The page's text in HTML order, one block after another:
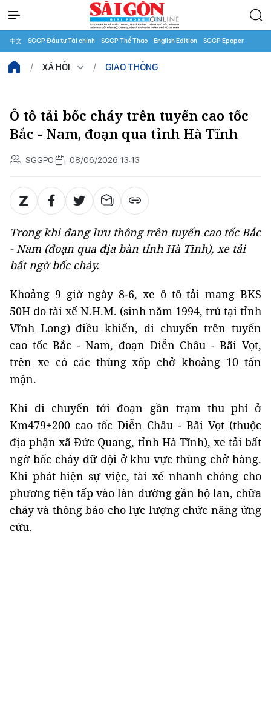
中文 SGGP Đầu tư Tài chính SGGP Thể Thao English Edition SGGP Epaper
XÃ HỘI GIAO THÔNG
Ô tô tải bốc cháy trên tuyến cao tốc
Bắc - Nam, đoạn qua tỉnh Hà Tĩnh
SGGPO 08/06/2026 13:13
Trong khi đang lưu thông trên tuyến cao tốc Bắc
- Nam (đoạn qua địa bàn tỉnh Hà Tĩnh), xe tải
bất ngờ bốc cháy.
Khoảng 9 giờ ngày 8-6, xe ô tô tải mang BKS
50H do tài xế N.H.M. (sinh năm 1994, trú tại tỉnh
Vĩnh Long) điều khiển, di chuyển trên tuyến
cao tốc Bắc - Nam, đoạn Diễn Châu - Bãi Vọt,
trên xe có các thùng xốp chở khoảng 10 tấn
mận.
Khi di chuyển tới đoạn gần trạm thu phí ở
Km479+200 cao tốc Diễn Châu - Bãi Vọt (thuộc
địa phận xã Đức Quang, tỉnh Hà Tĩnh), xe tải bất
ngờ bốc cháy dữ dội ở khu vực thùng chở hàng.
Khi phát hiện sự việc, tài xế nhanh chóng cho
phương tiện tấp vào làn đường gần hộ lan, chữa
cháy và thông báo cho lực lượng chức năng ứng
cứu.